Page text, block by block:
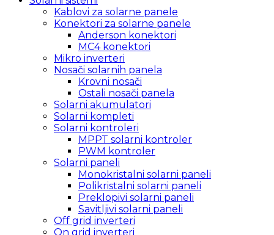
Kablovi za solarne panele
Konektori za solarne panele
Anderson konektori
MC4 konektori
Mikro inverteri
Nosači solarnih panela
Krovni nosači
Ostali nosači panela
Solarni akumulatori
Solarni kompleti
Solarni kontroleri
MPPT solarni kontroler
PWM kontroler
Solarni paneli
Monokristalni solarni paneli
Polikristalni solarni paneli
Preklopivi solarni paneli
Savitljivi solarni paneli
Off grid inverteri
On grid inverteri